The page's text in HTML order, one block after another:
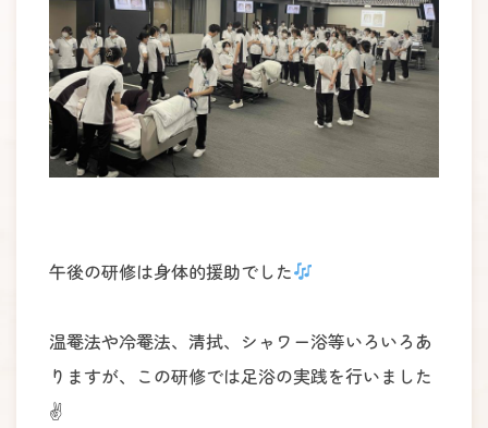
午後の研修は身体的援助でした
温罨法や冷罨法、清拭、シャワー浴等いろいろあ
りますが、この研修では足浴の実践を行いました
✌️